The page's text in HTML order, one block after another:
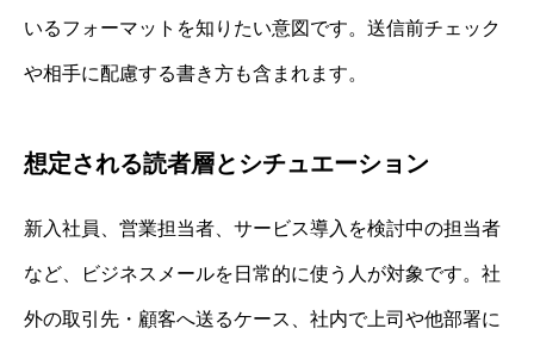
いるフォーマットを知りたい意図です。送信前チェック
や相手に配慮する書き方も含まれます。
想定される読者層とシチュエーション
新入社員、営業担当者、サービス導入を検討中の担当者
など、ビジネスメールを日常的に使う人が対象です。社
外の取引先・顧客へ送るケース、社内で上司や他部署に